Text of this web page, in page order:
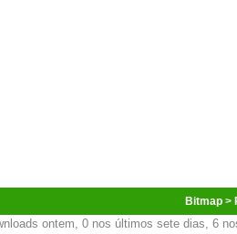
Bitmap >
ontem, 0 nos últimos sete dias, 6